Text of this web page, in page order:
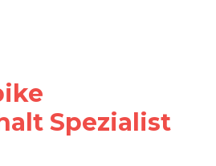
Spezialist